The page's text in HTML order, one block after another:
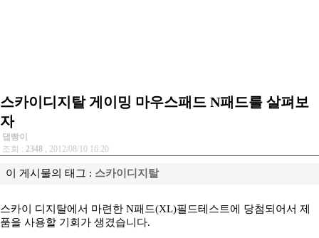
스카이디지탈 게이밍 마우스패드 N패드를 살펴보
자
댑빵이
조회 : 2348 , 2012/08/10 16:20
이 게시물의 태그 : 스카이디지탈
스카이 디지탈에서 마련한 N패드(XL)필드테스트에 당첨되어서 제
품을 사용할 기회가 생겼습니다.